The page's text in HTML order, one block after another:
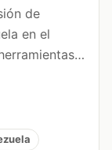
de
en el